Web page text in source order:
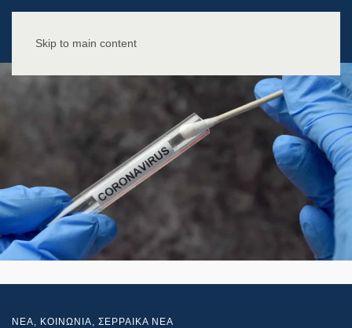
Skip to main content
NEA, ΚΟΙΝΩΝΙΑ, ΣΕΡΡΑΙΚΑ ΝΕΑ